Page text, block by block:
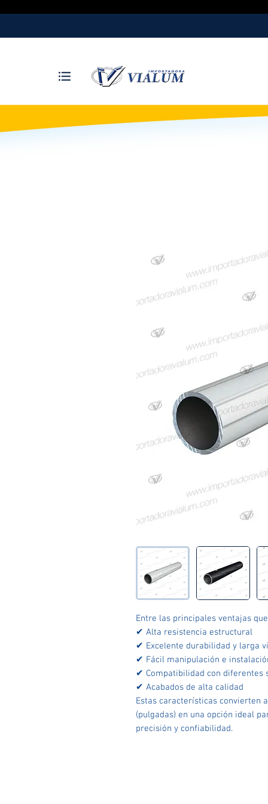
Entre las principales ventajas
✔ Alta resistencia estructural
✔ Excelente durabilidad y larga
✔ Fácil manipulación e
✔ Compatibilidad con diferentes
✔ Acabados de alta calidad
Estas características convierten
(pulgadas) en una opción ideal
precisión y confiabilidad.